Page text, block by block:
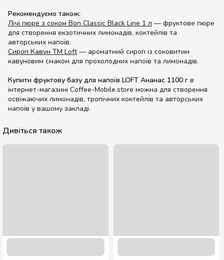
Рекомендуємо також:
Лічі пюре з соком Bon Classic Black Line 1 л — фруктове пюре
для створення екзотичних лимонадів, коктейлів та
авторських напоїв.
Сироп Кавун ТМ Loft— ароматний сироп із соковитим
кавуновим смаком для прохолодних напоїв та лимонадів.
Купити фруктову базу для напоїв LOFT Ананас 1100 г в
інтернет-магазині Coffee-Mobile.store можна для створення
освіжаючих лимонадів, тропічних коктейлів та авторських
напоїв у вашому закладі.
Дивіться також